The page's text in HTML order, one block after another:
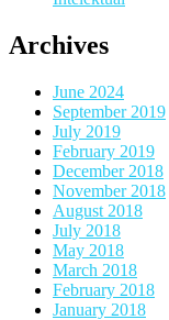
Archives
June 2024
September 2019
July 2019
February 2019
December 2018
November 2018
August 2018
July 2018
May 2018
March 2018
February 2018
January 2018